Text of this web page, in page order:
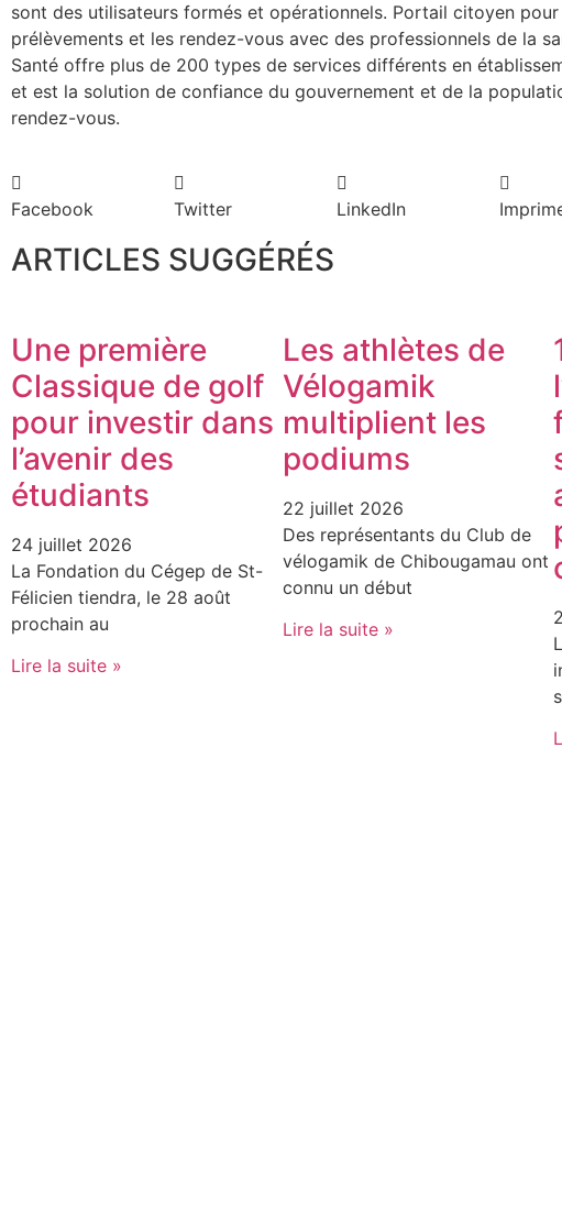
sont des utilisateurs formés et opérationnels. Portail citoyen
prélèvements et les rendez-vous avec des professionnels de la
Santé offre plus de 200 types de services différents en
et est la solution de confiance du gouvernement et de la
rendez-vous.
Facebook Twitter LinkedIn
ARTICLES SUGGÉRÉS
Une première
Classique de golf
pour investir dans
l’avenir des
étudiants
24 juillet 2026
La Fondation du Cégep de St-
Félicien tiendra, le 28 août
prochain au
Lire la suite »
Les athlètes de
Vélogamik
multiplient les
podiums
22 juillet 2026
Des représentants du Club de
vélogamik de Chibougamau ont
connu un début
Lire la suite »